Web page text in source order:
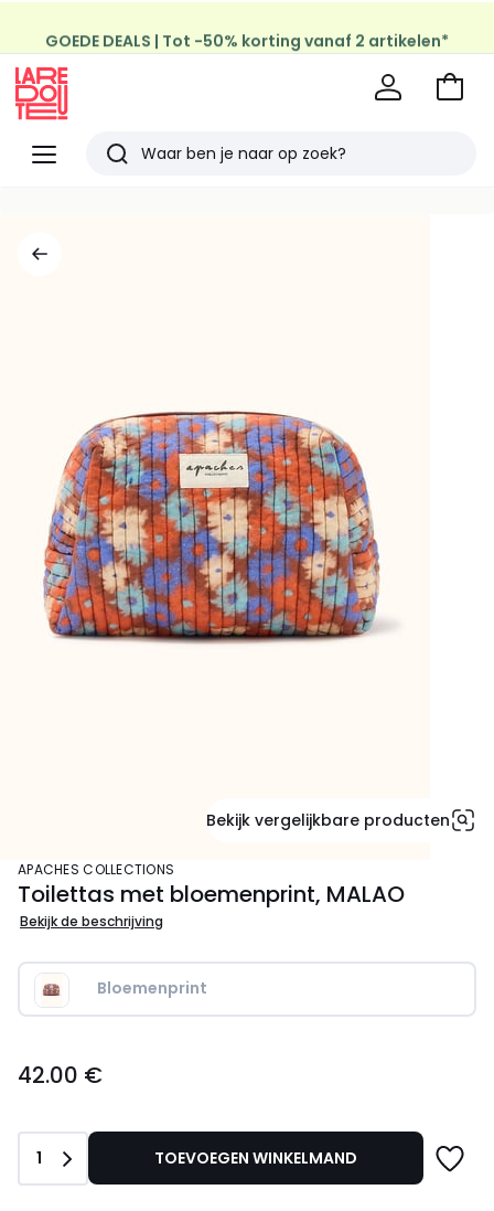
GOEDE DEALS | Tot -50% korting vanaf 2 artikelen*
Menu
Redoute
Zoeken
Naar
Bekijk vergelijkbare producten
APACHES COLLECTIONS
Toilettas met bloemenprint, MALAO
Bekijk de beschrijving
Bloemenprint
€.
42.00 €
Aantal
1 TOEVOEGEN WINKELMAND